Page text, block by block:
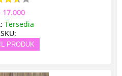
17.000
Tersedia
SKU:
PRODUK